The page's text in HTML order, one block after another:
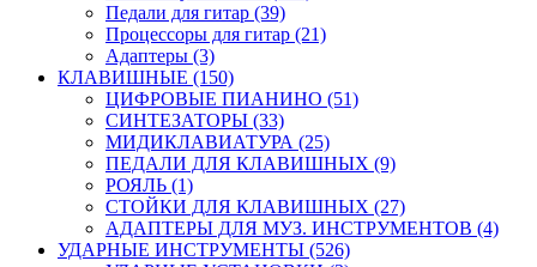
Педали для гитар (39)
Процессоры для гитар (21)
Адаптеры (3)
КЛАВИШНЫЕ (150)
ЦИФРОВЫЕ ПИАНИНО (51)
СИНТЕЗАТОРЫ (33)
МИДИКЛАВИАТУРА (25)
ПЕДАЛИ ДЛЯ КЛАВИШНЫХ (9)
РОЯЛЬ (1)
СТОЙКИ ДЛЯ КЛАВИШНЫХ (27)
АДАПТЕРЫ ДЛЯ МУЗ. ИНСТРУМЕНТОВ (4)
УДАРНЫЕ ИНСТРУМЕНТЫ (526)